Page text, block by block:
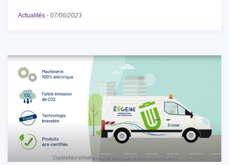
Actualités - 07/06/2023